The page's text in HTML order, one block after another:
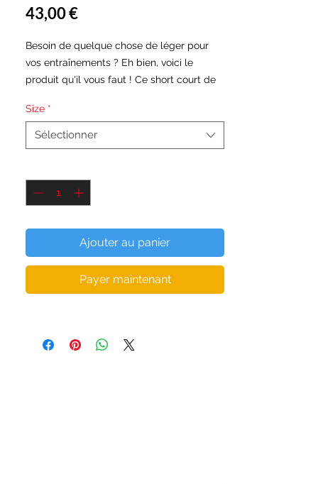
43,00 €Prix
Besoin de quelque chose de léger pour
vos entraînements ? Eh bien, voici le
produit qu'il vous faut ! Ce short court de
est fabriqué à partir d'un tissu lisse et
soyeux permettant au short d'être
respirant et de sécher rapidement même
Une coupe plus ample offre un confort
mouvement, parfaite pour les activités
physiques. Portez-les avec l'une de nos
brassières de sport ou l'un de nos
débardeurs. Le style est à vous. Oh et bien
• 96 % polyester, 4 % élasthanne (la
Size *
Sélectionner
Ajouter au panier
Payer maintenant